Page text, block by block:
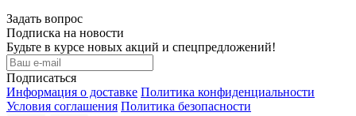
Задать вопрос
Подписка на новости
Будьте в курсе новых акций и спецпредложений!
Подписаться
Информация о доставке Политика конфиденциальности
Условия соглашения Политика безопасности